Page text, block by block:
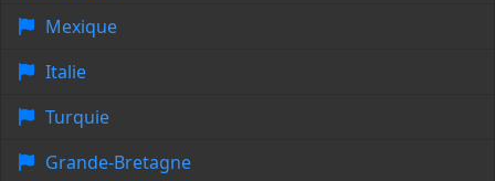
Mexique
Italie
Turquie
Grande-Bretagne